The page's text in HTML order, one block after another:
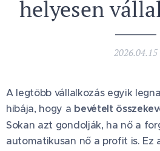
helyesen
2026.04.15
A legtöbb vállalkozás egyik
hibája, hogy a bevételt
Sokan azt gondolják, ha nő a
automatikusan nő a profit is. Ez